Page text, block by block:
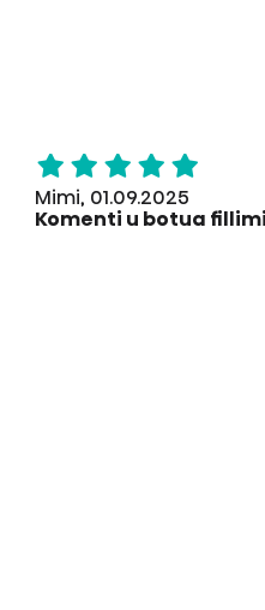
Mimi, 01.09.2025
Komenti u botua